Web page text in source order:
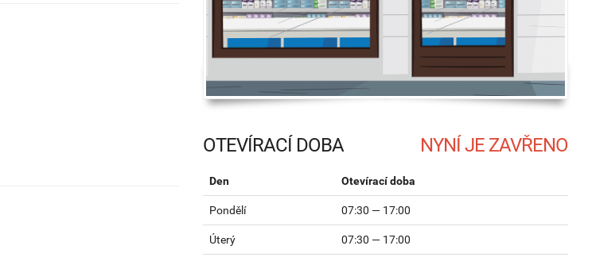
OTEVÍRACÍ DOBA
Den Otevírací doba
Pondělí 07:30 — 17:00
Úterý 07:30 — 17:00